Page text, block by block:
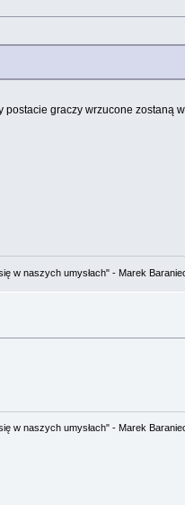
postacie graczy wrzucone zostaną
w naszych umysłach" - Marek
w naszych umysłach" - Marek